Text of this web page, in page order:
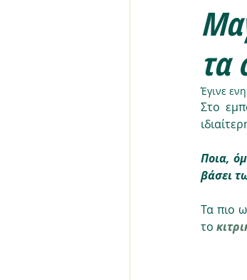
τα
Έγινε
Στο
Ποια,
βάσει
Τα πιο
το